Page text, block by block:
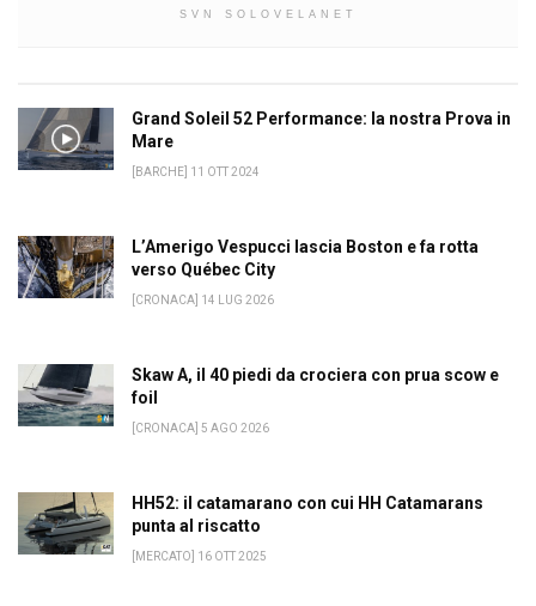
SVN SOLOVELANET
Grand Soleil 52 Performance: la nostra Prova in
Mare
[BARCHE] 11 OTT 2024
L’Amerigo Vespucci lascia Boston e fa rotta
verso Québec City
[CRONACA] 14 LUG 2026
Skaw A, il 40 piedi da crociera con prua scow e
foil
[CRONACA] 5 AGO 2026
HH52: il catamarano con cui HH Catamarans
punta al riscatto
[MERCATO] 16 OTT 2025